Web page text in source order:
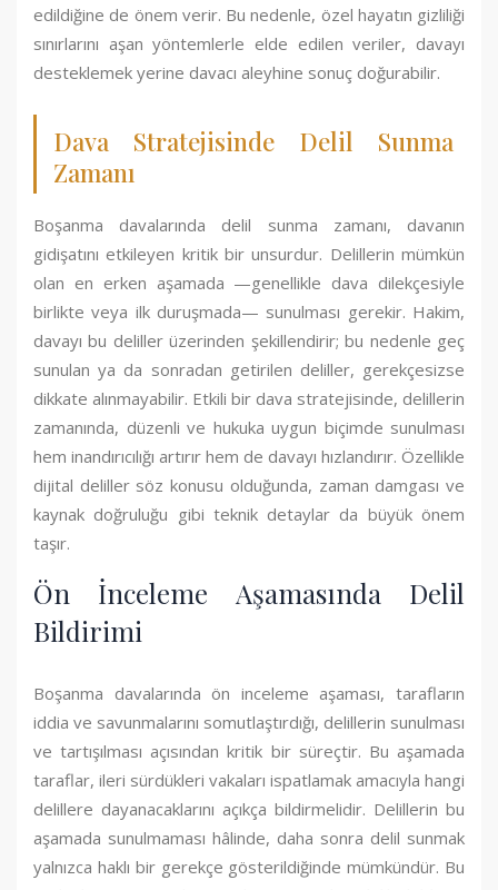
edildiğine de önem verir. Bu nedenle, özel hayatın gizliliği
sınırlarını aşan yöntemlerle elde edilen veriler, davayı
desteklemek yerine davacı aleyhine sonuç doğurabilir.
Dava Stratejisinde Delil Sunma
Zamanı
Boşanma davalarında delil sunma zamanı, davanın
gidişatını etkileyen kritik bir unsurdur. Delillerin mümkün
olan en erken aşamada —genellikle dava dilekçesiyle
birlikte veya ilk duruşmada— sunulması gerekir. Hakim,
davayı bu deliller üzerinden şekillendirir; bu nedenle geç
sunulan ya da sonradan getirilen deliller, gerekçesizse
dikkate alınmayabilir. Etkili bir dava stratejisinde, delillerin
zamanında, düzenli ve hukuka uygun biçimde sunulması
hem inandırıcılığı artırır hem de davayı hızlandırır. Özellikle
dijital deliller söz konusu olduğunda, zaman damgası ve
kaynak doğruluğu gibi teknik detaylar da büyük önem
taşır.
Ön İnceleme Aşamasında Delil
Bildirimi
Boşanma davalarında ön inceleme aşaması, tarafların
iddia ve savunmalarını somutlaştırdığı, delillerin sunulması
ve tartışılması açısından kritik bir süreçtir. Bu aşamada
taraflar, ileri sürdükleri vakaları ispatlamak amacıyla hangi
delillere dayanacaklarını açıkça bildirmelidir. Delillerin bu
aşamada sunulmaması hâlinde, daha sonra delil sunmak
yalnızca haklı bir gerekçe gösterildiğinde mümkündür. Bu